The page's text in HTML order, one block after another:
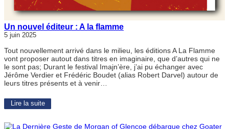
Un nouvel éditeur : A la flamme
5 juin 2025
Tout nouvellement arrivé dans le milieu, les éditions A La Flamme
vont proposer autout dans titres en imaginaire, que d’autres qui ne
le sont pas; Durant le festival Imajn’ère, j’ai pu échanger avec
Jérôme Verdier et Frédéric Boudet (alias Robert Darvel) autour de
leurs titres présents et à venir…
Lire la suite